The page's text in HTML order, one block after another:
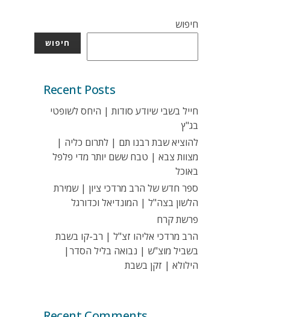
חיפוש
חיפוש
Recent Posts
חייל בשבי שיודע סודות | היחס לשופטי
בג"ץ
להוציא שבת רבנו תם | לתרום כליה |
מצוות צבא | טבח ששם יותר מדי פלפל
באוכל
ספר חדש של הרב מרדכי ציון | שמירת
הלשון בצה"ל | המונדיאל וכדורגל
פרשת קרח
הרב מרדכי אליהו זצ"ל | רב-קו בשבת
בשביל מוצ"ש | נבואה בליל הסדר|
הילולא | זקן בשבת